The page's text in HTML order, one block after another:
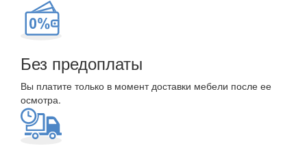
Без предоплаты
Вы платите только в момент доставки мебели после ее
осмотра.